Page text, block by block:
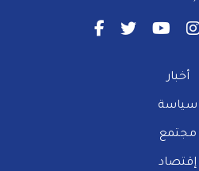
أخبار
سياسة
مجتمع
إقتصاد